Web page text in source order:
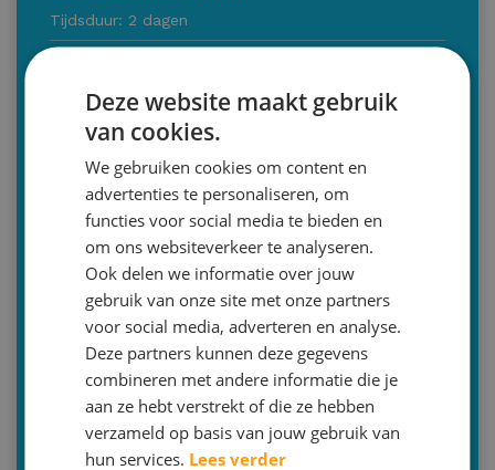
Tijdsduur: 2 dagen
Voor wie: groep 7 en 8
Wanneer: tijdensalleschoolvakanties en dagen op
basis van overleg
Bilthoven | Zeist | Utrecht
030-2293579 (optie 2)
info@malthastudiecoaching.nl
Inschrijven
Of bent u op zoek naar een andere dienst
Iedereen een taaltalent (NL)
Deze website maakt gebruik
van cookies.
We gebruiken cookies om content en
advertenties te personaliseren, om
functies voor social media te bieden en
om ons websiteverkeer te analyseren.
Ook delen we informatie over jouw
gebruik van onze site met onze partners
voor social media, adverteren en analyse.
Deze partners kunnen deze gegevens
combineren met andere informatie die je
aan ze hebt verstrekt of die ze hebben
verzameld op basis van jouw gebruik van
hun services. Lees verder